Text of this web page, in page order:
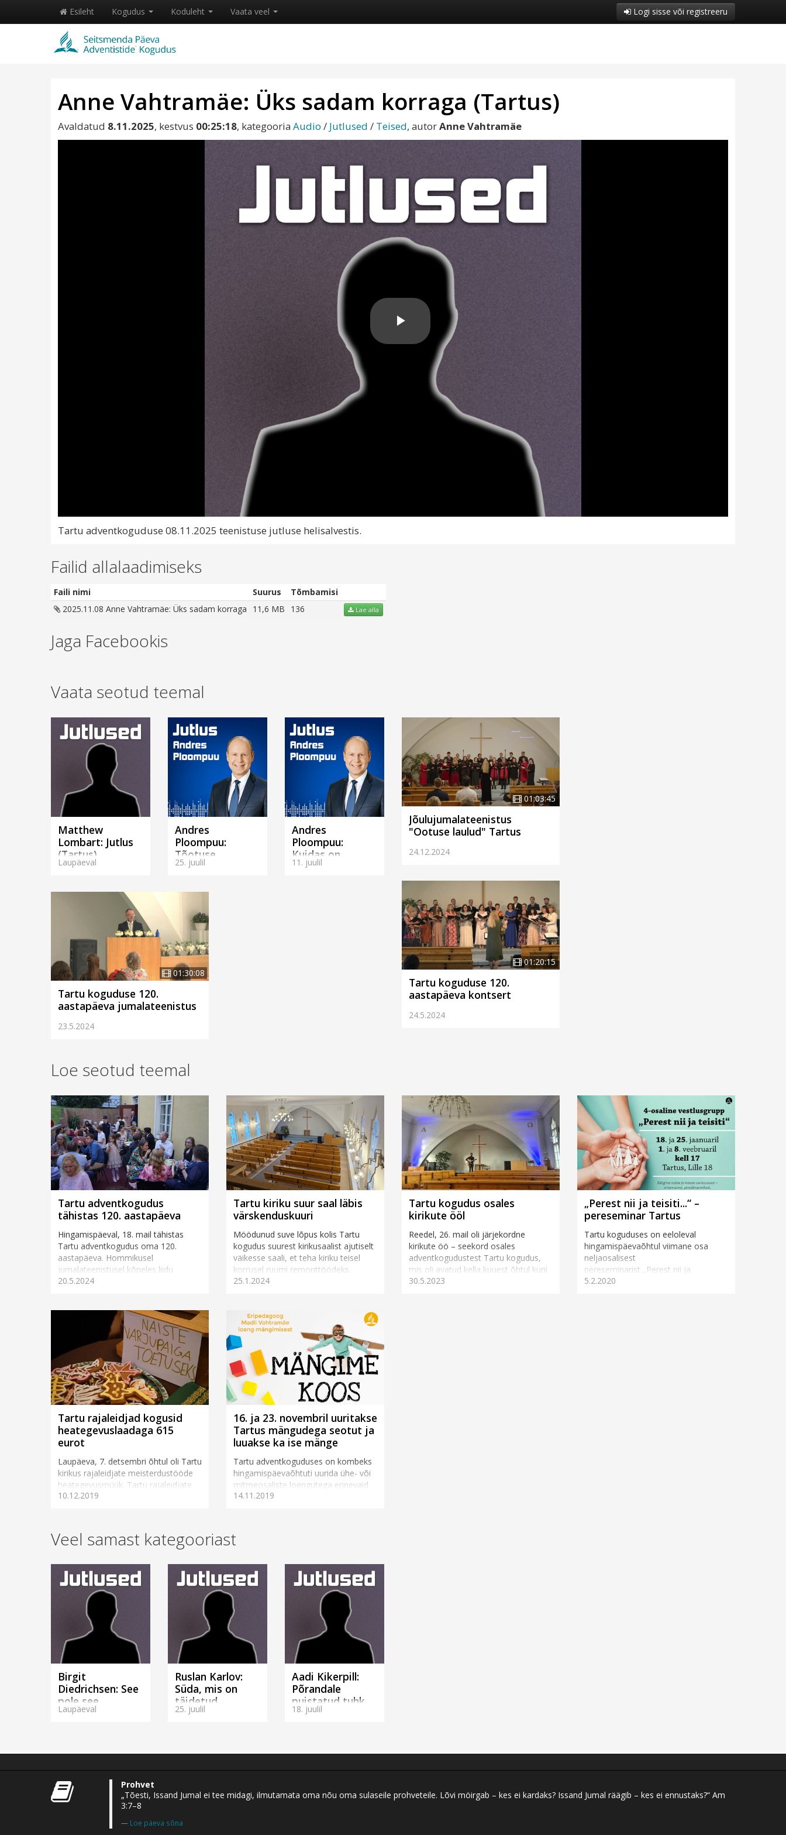
Esileht Kogudus Koduleht Vaata veel Logi sisse või registreeru
Anne Vahtramäe: Üks sadam korraga (Tartus)
Avaldatud 8.11.2025, kestvus 00:25:18, kategooria Audio / Jutlused / Teised, autorAnne Vahtramäe
Play
Video
Tartu adventkoguduse 08.11.2025 teenistuse jutluse helisalvestis.
Failid allalaadimiseks
Faili nimi Suurus
Tõmbamisi
2025.11.08 Anne Vahtramäe: Üks sadam korraga
11,6 MB 136 Lae alla
Jaga Facebookis
Vaata seotud teemal
Matthew
Lombart: Jutlus
(Tartus)
Laupäeval
Andres
Ploompuu:
Tõotuse
kaaspärijad
25. juulil
Andres
Ploompuu:
Kuidas on
võimalik, et kõik
11. juulil
01:03:45
Jõulujumalateenistus
"Ootuse laulud" Tartus
24.12.2024
01:20:15
Tartu koguduse 120.
aastapäeva kontsert
24.5.2024
01:30:08
Tartu koguduse 120.
aastapäeva jumalateenistus
23.5.2024
Loe seotud teemal
Tartu adventkogudus
tähistas 120. aastapäeva
Hingamispäeval, 18. mail tähistas
Tartu adventkogudus oma 120.
aastapäeva. Hommikusel
jumalateenistusel kõneles liidu
esimees David Nõmmik, õhtul oli
20.5.2024
Tartu kiriku suur saal läbis
värskenduskuuri
Möödunud suve lõpus kolis Tartu
kogudus suurest kirikusaalist ajutiselt
väikesse saali, et teha kiriku teisel
korrusel ruumi remonttöödeks.
Viimastel aastatel on Tartus...
25.1.2024
Tartu kogudus osales
kirikute ööl
Reedel, 26. mail oli järjekordne
kirikute öö – seekord osales
adventkogudustest Tartu kogudus,
mis oli avatud kella kuuest õhtul kuni
südaööni. Kirikute &oum...
30.5.2023
„Perest nii ja teisiti...“ –
pereseminar Tartus
Tartu koguduses on eeloleval
hingamispäevaõhtul viimane osa
neljaosalisest
pereseminarist „Perest nii ja
teisiti...“, mida korraldaja Anne
5.2.2020
Tartu rajaleidjad kogusid
heategevuslaadaga 615
eurot
Laupäeva, 7. detsembri õhtul oli Tartu
kirikus rajaleidjate meisterdustööde
heategevusmüük. Tartu rajaleidjate
töö juht ja laada korraldaja Ellen Suits
10.12.2019
16. ja 23. novembril uuritakse
Tartus mängudega seotut ja
luuakse ka ise mänge
Tartu adventkoguduses on kombeks
hingamispäevaõhtuti uurida ühe- või
mitmeosaliste loengutega erinevaid
ajaloo, usuelu või igapäevase eluga
14.11.2019
Veel samast kategooriast
Birgit
Diedrichsen: See
pole see
(Rakveres)
Laupäeval
Ruslan Karlov:
Süda, mis on
täidetud
missiooniga.
25. juulil
Aadi Kikerpill:
Põrandale
puistatud tuhk
(Rakveres)
18. juulil
Prohvet
„Tõesti, Issand Jumal ei tee midagi, ilmutamata oma nõu oma sulaseile prohveteile. Lõvi möirgab – kes ei kardaks? Issand Jumal räägib – kes ei ennustaks?“ Am
3:7–8
Loe päeva sõna